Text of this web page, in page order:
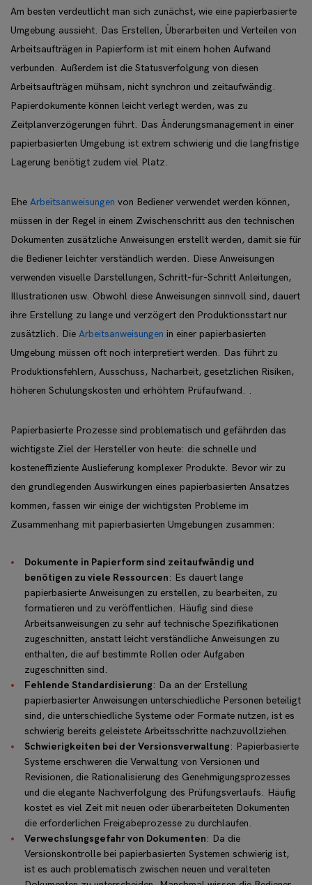
Am besten verdeutlicht man sich zunächst, wie eine papierbasierte
Umgebung aussieht. Das Erstellen, Überarbeiten und Verteilen von
Arbeitsaufträgen in Papierform ist mit einem hohen Aufwand
verbunden. Außerdem ist die Statusverfolgung von diesen
Arbeitsaufträgen mühsam, nicht synchron und zeitaufwändig.
Papierdokumente können leicht verlegt werden, was zu
Zeitplanverzögerungen führt. Das Änderungsmanagement in einer
papierbasierten Umgebung ist extrem schwierig und die langfristige
Lagerung benötigt zudem viel Platz.
Ehe Arbeitsanweisungen von Bediener verwendet werden können,
müssen in der Regel in einem Zwischenschritt aus den technischen
Dokumenten zusätzliche Anweisungen erstellt werden, damit sie für
die Bediener leichter verständlich werden. Diese Anweisungen
verwenden visuelle Darstellungen, Schritt-für-Schritt Anleitungen,
Illustrationen usw. Obwohl diese Anweisungen sinnvoll sind, dauert
ihre Erstellung zu lange und verzögert den Produktionsstart nur
zusätzlich. Die Arbeitsanweisungen in einer papierbasierten
Umgebung müssen oft noch interpretiert werden. Das führt zu
Produktionsfehlern, Ausschuss, Nacharbeit, gesetzlichen Risiken,
höheren Schulungskosten und erhöhtem Prüfaufwand. .
Papierbasierte Prozesse sind problematisch und gefährden das
wichtigste Ziel der Hersteller von heute: die schnelle und
kosteneffiziente Auslieferung komplexer Produkte. Bevor wir zu
den grundlegenden Auswirkungen eines papierbasierten Ansatzes
kommen, fassen wir einige der wichtigsten Probleme im
Zusammenhang mit papierbasierten Umgebungen zusammen:
Dokumente in Papierform sind zeitaufwändig und
benötigen zu viele Ressourcen: Es dauert lange
papierbasierte Anweisungen zu erstellen, zu bearbeiten, zu
formatieren und zu veröffentlichen. Häufig sind diese
Arbeitsanweisungen zu sehr auf technische Spezifikationen
zugeschnitten, anstatt leicht verständliche Anweisungen zu
enthalten, die auf bestimmte Rollen oder Aufgaben
zugeschnitten sind.
Fehlende Standardisierung: Da an der Erstellung
papierbasierter Anweisungen unterschiedliche Personen beteiligt
sind, die unterschiedliche Systeme oder Formate nutzen, ist es
schwierig bereits geleistete Arbeitsschritte nachzuvollziehen.
Schwierigkeiten bei der Versionsverwaltung: Papierbasierte
Systeme erschweren die Verwaltung von Versionen und
Revisionen, die Rationalisierung des Genehmigungsprozesses
und die elegante Nachverfolgung des Prüfungsverlaufs. Häufig
kostet es viel Zeit mit neuen oder überarbeiteten Dokumenten
die erforderlichen Freigabeprozesse zu durchlaufen.
Verwechslungsgefahr von Dokumenten: Da die
Versionskontrolle bei papierbasierten Systemen schwierig ist,
ist es auch problematisch zwischen neuen und veralteten